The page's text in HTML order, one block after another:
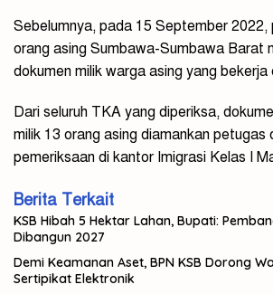
Sebelumnya, pada 15 September 2022,
orang asing Sumbawa-Sumbawa Barat
dokumen milik warga asing yang
Dari seluruh TKA yang diperiksa,
milik 13 orang asing diamankan petugas
pemeriksaan di kantor Imigrasi Kelas I
Berita Terkait
KSB Hibah 5 Hektar Lahan, Bupati:
Dibangun 2027
Demi Keamanan Aset, BPN KSB Dorong
Sertipikat Elektronik